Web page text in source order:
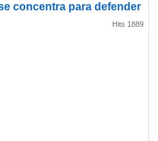
concentra para defender
Hits 1889